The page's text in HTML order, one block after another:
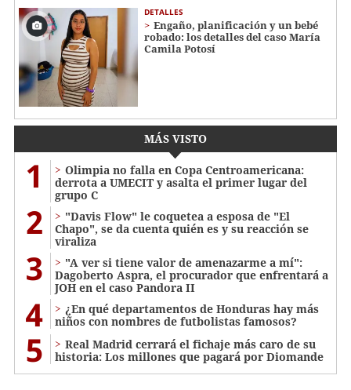
DETALLES
Engaño, planificación y un bebé
robado: los detalles del caso María
Camila Potosí
MÁS VISTO
1
Olimpia no falla en Copa Centroamericana:
derrota a UMECIT y asalta el primer lugar del
grupo C
2
"Davis Flow" le coquetea a esposa de "El
Chapo", se da cuenta quién es y su reacción se
viraliza
3
"A ver si tiene valor de amenazarme a mí":
Dagoberto Aspra, el procurador que enfrentará a
JOH en el caso Pandora II
4
¿En qué departamentos de Honduras hay más
niños con nombres de futbolistas famosos?
5
Real Madrid cerrará el fichaje más caro de su
historia: Los millones que pagará por Diomande